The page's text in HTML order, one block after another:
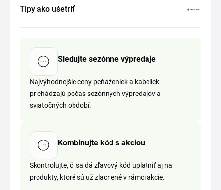
Tipy ako ušetriť
Sledujte sezónne výpredaje
Najvýhodnejšie ceny peňaženiek a kabeliek
prichádzajú počas sezónnych výpredajov a
sviatočných období.
Kombinujte kód s akciou
Skontrolujte, či sa dá zľavový kód uplatniť aj na
produkty, ktoré sú už zlacnené v rámci akcie.